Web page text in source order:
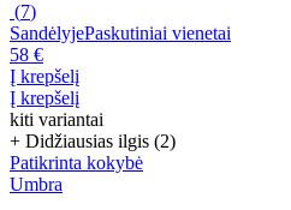
(7)
SandėlyjePaskutiniai vienetai
58 €
Į krepšelį
Į krepšelį
kiti variantai
+ Didžiausias ilgis (2)
Patikrinta kokybė
Umbra